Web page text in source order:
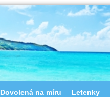
Dovolená na míru Letenky